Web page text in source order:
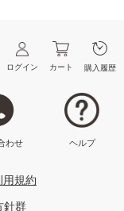
ログイン カート 購入履歴
わせ ヘルプ
用規約
針群